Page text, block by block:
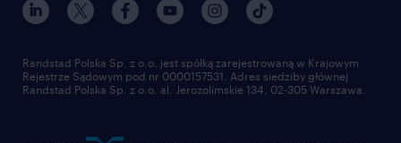
Randstad Polska Sp. z o.o. jest spółką zarejestrowaną w Krajowym
Rejestrze Sądowym pod nr 0000157531. Adres siedziby głównej
Randstad Polska Sp. z o.o. al. Jerozolimskie 134, 02-305 Warszawa.